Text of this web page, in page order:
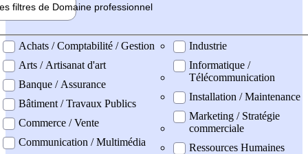
filtres de Domaine professionnel
professionel
Achats / Comptabilité / Gestion
Arts / Artisanat d'art
Banque / Assurance
Bâtiment / Travaux Publics
Commerce / Vente
Communication / Multimédia
Industrie
Informatique /
Télécommunication
Installation / Maintenance
Marketing / Stratégie
commerciale
Ressources Humaines